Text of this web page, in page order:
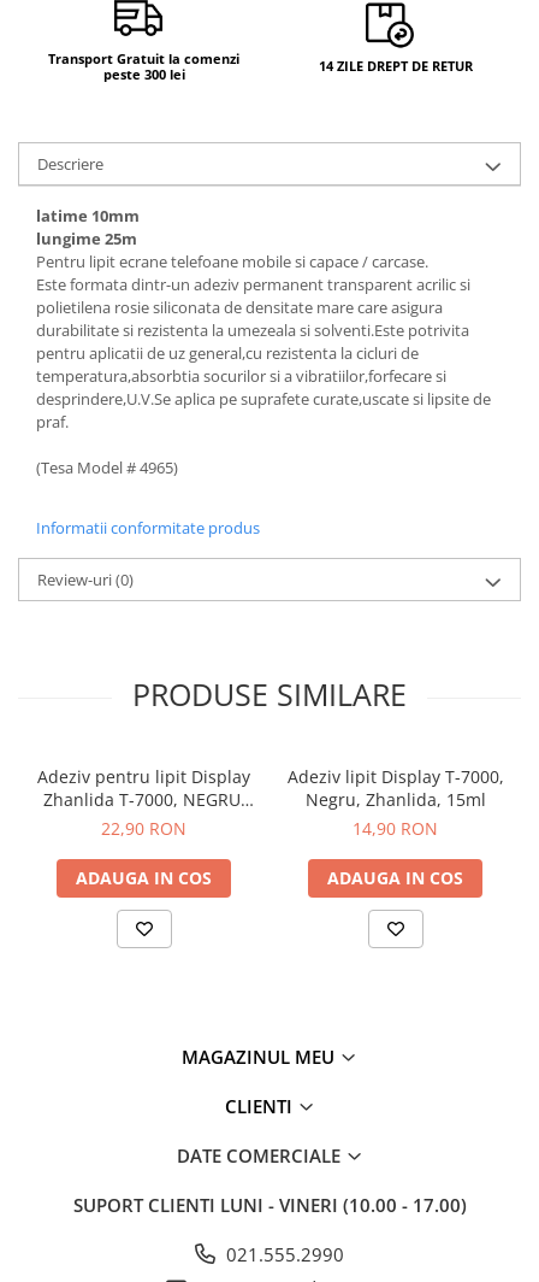
Transport Gratuit la comenzi
peste 300 lei
14 ZILE DREPT DE RETUR
Descriere
latime 10mm
lungime 25m
Pentru lipit ecrane telefoane mobile si capace / carcase.
Este formata dintr-un adeziv permanent transparent acrilic si
polietilena rosie siliconata de densitate mare care asigura
durabilitate si rezistenta la umezeala si solventi.Este potrivita
pentru aplicatii de uz general,cu rezistenta la cicluri de
temperatura,absorbtia socurilor si a vibratiilor,forfecare si
desprindere,U.V.Se aplica pe suprafete curate,uscate si lipsite de
praf.
(Tesa Model # 4965)
Informatii conformitate produs
Review-uri(0)
PRODUSE SIMILARE
Adeziv pentru lipit Display
Zhanlida T-7000, NEGRU,
50ml
22,90 RON
ADAUGA IN COS
Adeziv lipit Display T-7000,
Negru, Zhanlida, 15ml
14,90 RON
ADAUGA IN COS
MAGAZINUL MEU
CLIENTI
DATE COMERCIALE
SUPORT CLIENTI LUNI - VINERI (10.00 - 17.00)
021.555.2990